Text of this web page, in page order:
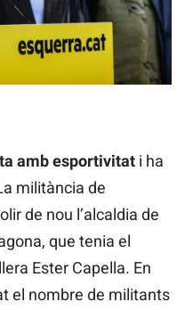
amb esportivitati ha
militància de
de nou l’alcaldia de
que tenia el
Ester Capella. En
el nombre de militants